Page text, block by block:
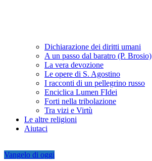
Dichiarazione dei diritti umani
A un passo dal baratro (P. Brosio)
La vera devozione
Le opere di S. Agostino
I racconti di un pellegrino russo
Enciclica Lumen FIdei
Forti nella tribolazione
Tra vizi e Virtù
Le altre religioni
Aiutaci
Vangelo di oggi